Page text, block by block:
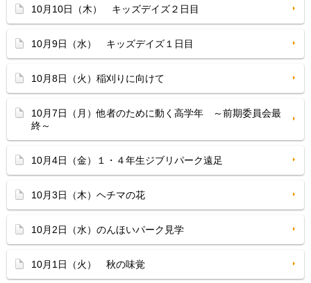
10月10日（木） キッズデイズ２日目
10月9日（水） キッズデイズ１日目
10月8日（火）稲刈りに向けて
10月7日（月）他者のために動く高学年 ～前期委員会最
終～
10月4日（金）１・４年生ジブリパーク遠足
10月3日（木）ヘチマの花
10月2日（水）のんほいパーク見学
10月1日（火） 秋の味覚